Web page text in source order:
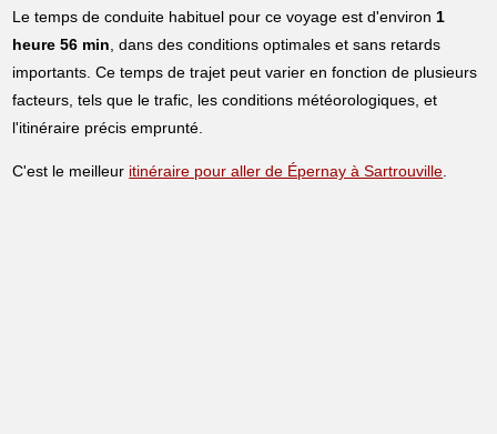
Le temps de conduite habituel pour ce voyage est d'environ1
heure 56 min, dans des conditions optimales et sans retards
importants. Ce temps de trajet peut varier en fonction de plusieurs
facteurs, tels que le trafic, les conditions météorologiques, et
l'itinéraire précis emprunté.
C'est le meilleur itinéraire pour aller de Épernay à Sartrouville.